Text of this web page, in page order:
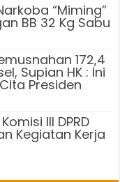
“Miming”
BB 32 Kg Sabu
172,4
Supian HK : Ini
Presiden
III DPRD
Kegiatan Kerja